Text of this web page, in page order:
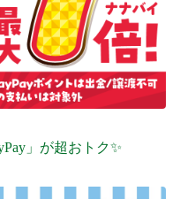
」が超おトク✨